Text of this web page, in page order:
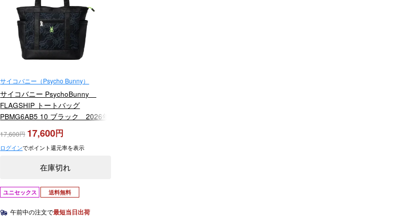
サイコバニー（Psycho Bunny）
サイコバニー PsychoBunny
FLAGSHIP トートバッグ
PBMG6AB5 10 ブラック 2026年
17,600 17,600
ログインでポイント還元率を表示
在庫切れ
ユニセックス 送料無料
午前中の注文で最短当日出荷